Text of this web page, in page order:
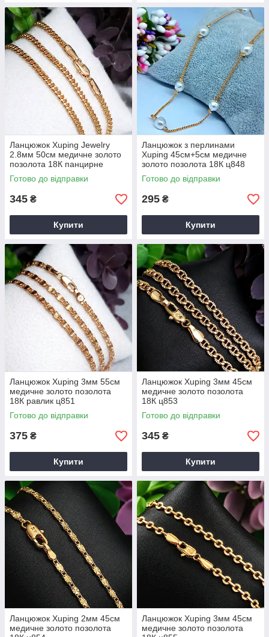
Ланцюжок Xuping Jewelry
2.8мм 50см медичне золото
позолота 18К панцирне
плетення ц847
Готово до відправки
345 ₴
Купити
Ланцюжок з перлинами
Xuping 45см+5см медичне
золото позолота 18К ц848
Готово до відправки
295 ₴
Купити
Ланцюжок Xuping 3мм 55см
медичне золото позолота
18К равлик ц851
Готово до відправки
375 ₴
Купити
Ланцюжок Xuping 3мм 45см
медичне золото позолота
18К ц853
Готово до відправки
345 ₴
Купити
Ланцюжок Xuping 2мм 45см
медичне золото позолота
Ланцюжок Xuping 3мм 45см
медичне золото позолота